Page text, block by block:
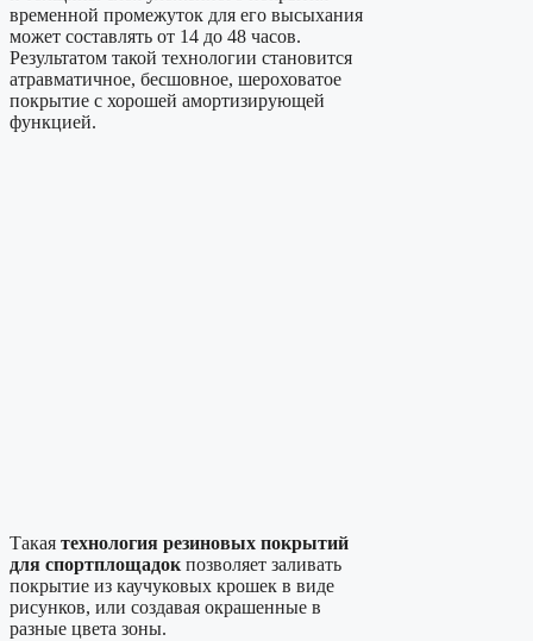
временной промежуток для его высыхания
может составлять от 14 до 48 часов.
Результатом такой технологии становится
атравматичное, бесшовное, шероховатое
покрытие с хорошей амортизирующей
функцией.
Такая технология резиновых покрытий
для спортплощадокпозволяет заливать
покрытие из каучуковых крошек в виде
рисунков, или создавая окрашенные в
разные цвета зоны.